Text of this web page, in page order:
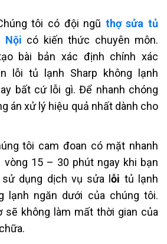
tôi có đội ngũ thợ sửa tủ
Nội có kiến thức chuyên môn.
bài bản xác định chính xác
lỗitủ lạnh Sharp không lạnh
bất cứ lỗi gì. Để nhanh chóng
án xử lý hiệu quả nhất dành cho
tôi cam đoan có mặt nhanh
vòng 15 – 30 phút ngay khi bạn
dụng dịch vụ sửa lỗi tủ lạnh
lạnh ngăn dưới của chúng tôi.
sẽ không làm mất thời gian của